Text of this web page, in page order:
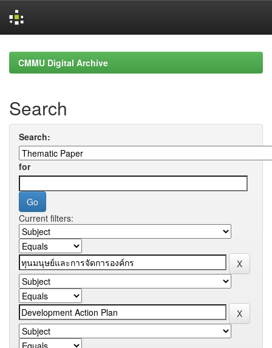
navigationCMMU Digital Archive
Search
Search:
for
Current filters: